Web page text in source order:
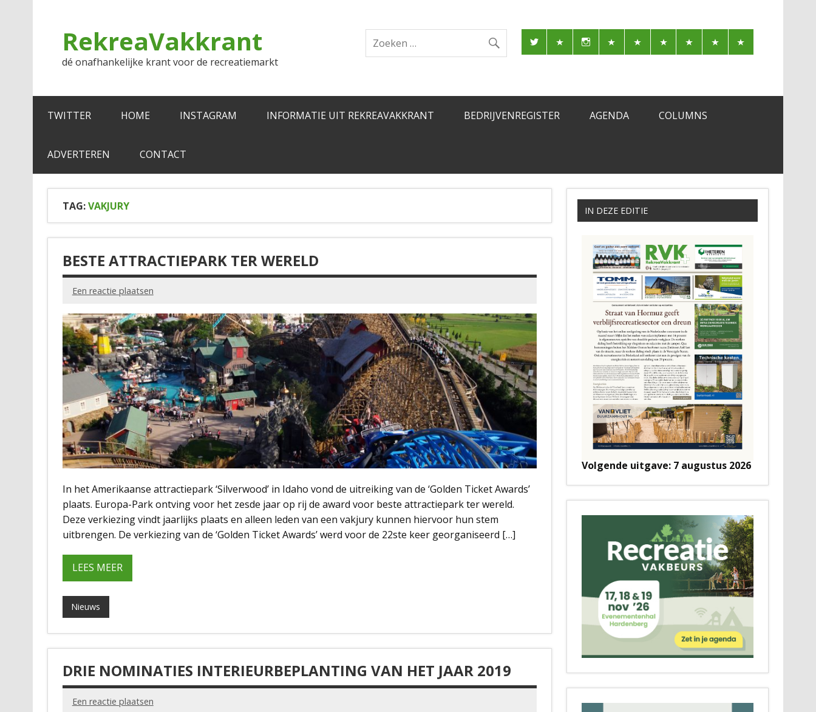
RekreaVakkrant
dé onafhankelijke krant voor de recreatiemarkt
TWITTER HOME INSTAGRAM INFORMATIE UIT REKREAVAKKRANT BEDRIJVENREGISTER AGENDA COLUMNS
ADVERTEREN CONTACT
TAG:VAKJURY
BESTE ATTRACTIEPARK TER WERELD
Een reactie plaatsen
In het Amerikaanse attractiepark ‘Silverwood’ in Idaho vond de uitreiking van de ‘Golden Ticket Awards’
plaats. Europa-Park ontving voor het zesde jaar op rij de award voor beste attractiepark ter wereld.
Deze verkiezing vindt jaarlijks plaats en alleen leden van een vakjury kunnen hiervoor hun stem
uitbrengen. De verkiezing van de ‘Golden Ticket Awards’ werd voor de 22ste keer georganiseerd […]
LEES MEER
Nieuws
DRIE NOMINATIES INTERIEURBEPLANTING VAN HET JAAR 2019
Een reactie plaatsen
IN DEZE EDITIE
Volgende uitgave: 7 augustus 2026